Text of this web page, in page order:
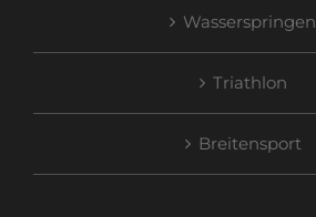
Wasserspringen
Triathlon
Breitensport